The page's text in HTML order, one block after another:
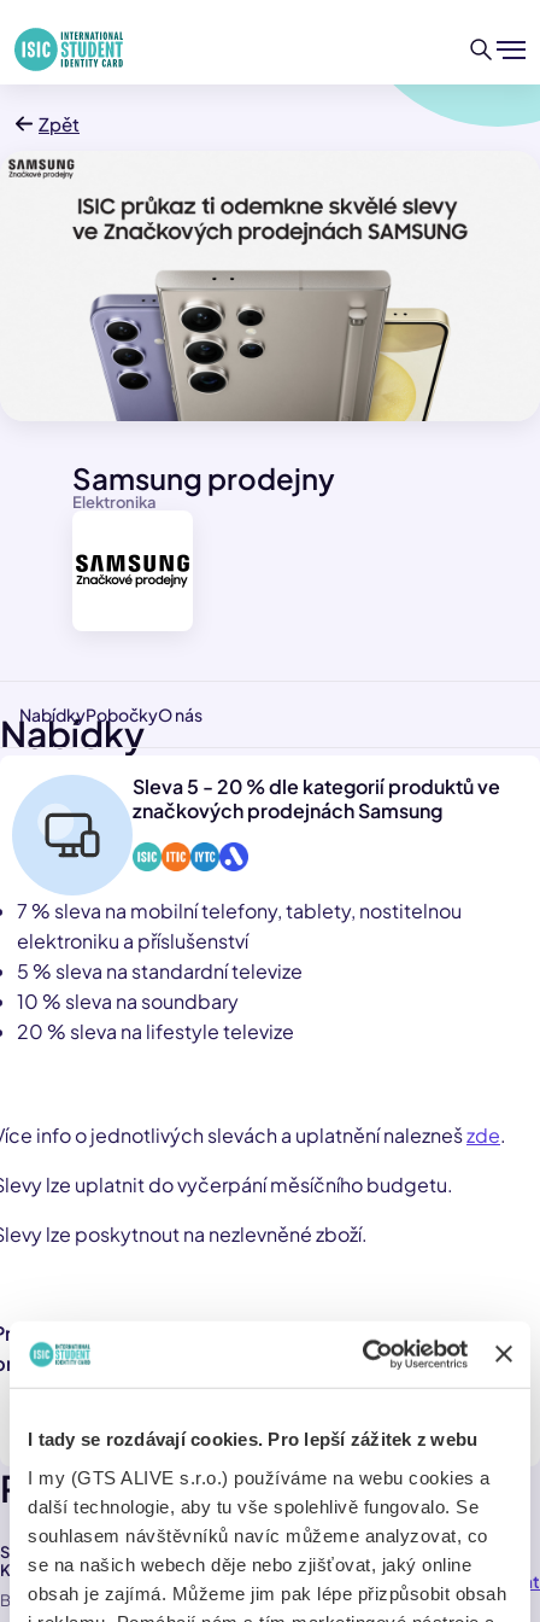
I tady se rozdávají cookies. Pro lepší zážitek z webu
I my (GTS ALIVE s.r.o.) používáme na webu cookies a
další technologie, aby tu vše spolehlivě fungovalo. Se
souhlasem návštěvníků navíc můžeme analyzovat, co
se na našich webech děje nebo zjišťovat, jaký online
obsah je zajímá. Můžeme jim pak lépe přizpůsobit obsah
Zpět
Elektronika
Samsung prodejny
NabídkyPobočkyO nás
Nabídky
Sleva 5 - 20 % dle kategorií produktů ve
značkových prodejnách Samsung
7 % sleva na mobilní telefony, tablety, nostitelnou
elektroniku a příslušenství
5 % sleva na standardní televize
10 % sleva na soundbary
20 % sleva na lifestyle televize
info o jednotlivých slevách a uplatnění naleznešzde.
lze uplatnit do vyčerpání měsíčního budgetu.
lze poskytnout na nezlevněné zboží.
využití slevy se na pokladně prokaž svým digitálním
v aplikaci
Pobočky
Samsung značková prodejna Futurum Hradec
Králové
Brněnská 1825/23a , Hradec Králové 500 09
62,0 km Navigovat